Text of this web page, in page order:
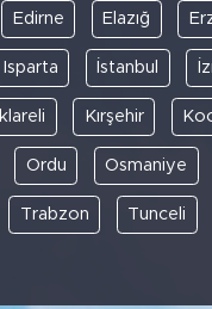
Edirne Elazığ
Isparta İstanbul
Kırşehir
Ordu Osmaniye
Trabzon Tunceli